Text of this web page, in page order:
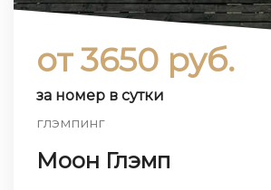
от 3650 руб.
за номер в сутки
глэмпинг
Моон Глэмп